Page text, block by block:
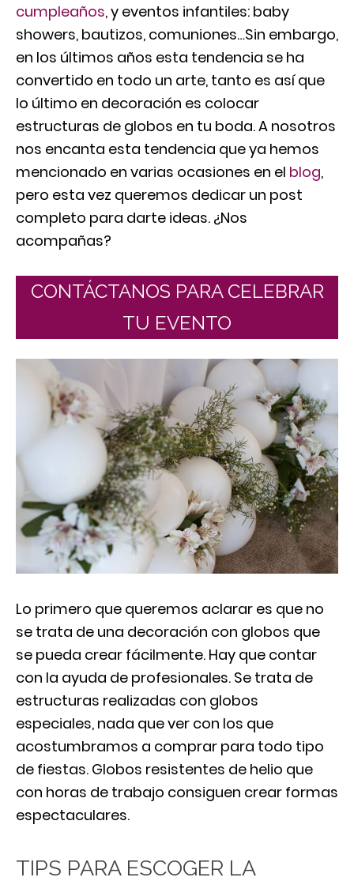
cumpleaños, y eventos infantiles: baby
showers, bautizos, comuniones…Sin embargo,
en los últimos años esta tendencia se ha
convertido en todo un arte, tanto es así que
lo último en decoración es colocar
estructuras de globos en tu boda. A nosotros
nos encanta esta tendencia que ya hemos
mencionado en varias ocasiones en el blog,
pero esta vez queremos dedicar un post
completo para darte ideas. ¿Nos
acompañas?
CONTÁCTANOS PARA CELEBRAR
TU EVENTO
Lo primero que queremos aclarar es que no
se trata de una decoración con globos que
se pueda crear fácilmente. Hay que contar
con la ayuda de profesionales. Se trata de
estructuras realizadas con globos
especiales, nada que ver con los que
acostumbramos a comprar para todo tipo
de fiestas. Globos resistentes de helio que
con horas de trabajo consiguen crear formas
espectaculares.
TIPS PARA ESCOGER LA